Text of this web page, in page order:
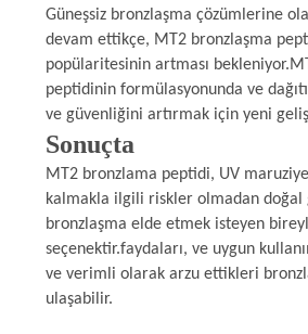
Güneşsiz bronzlaşma çözümlerine
devam ettikçe, MT2 bronzlaşma
popülaritesinin artması
peptidinin formülasyonunda ve
ve güvenliğini artırmak için yeni
Sonuçta
MT2 bronzlama peptidi, UV
kalmakla ilgili riskler olmadan
bronzlaşma elde etmek isteyen
seçenektir.faydaları, ve uygun
ve verimli olarak arzu ettikleri
ulaşabilir.